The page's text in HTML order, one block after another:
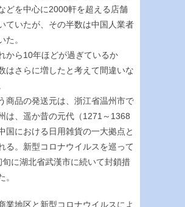
どを中心に2000軒を超える店舗
ていたが、その半数は中国人業者
た。
から10年ほどが過ぎているか
はさらに増したと考えて間違いな
商品の発送元は、浙江省温州市で
は、遥か昔の元代（1271～1368
国における日用雑貨の一大拠点と
る。新型コロナウイルスを巡って
旬に湖北省武漢市に続いて封鎖措
。
業地区と新型コロナウイルスによ